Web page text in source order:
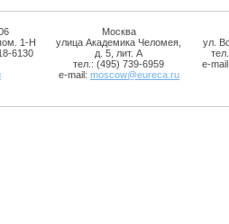
1-Н
6130
Москва
улица Академика Челомея,
д. 5, лит. А
тел.: (495) 739-6959
e-mail: moscow@eureca.ru
ул.
e-mail: